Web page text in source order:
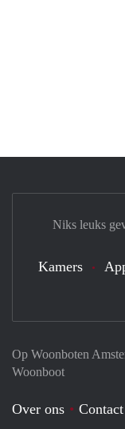
Op Woonboten
Woonboot
Over ons Contact
Niks leuks
Kamers